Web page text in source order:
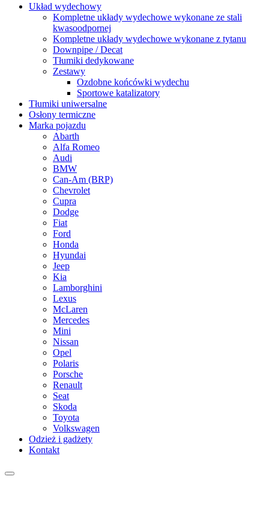
Układ wydechowy
Kompletne układy wydechowe wykonane ze stali
kwasoodpornej
Kompletne układy wydechowe wykonane z tytanu
Downpipe / Decat
Tłumiki dedykowane
Zestawy
Ozdobne końcówki wydechu
Sportowe katalizatory
Tłumiki uniwersalne
Osłony termiczne
Marka pojazdu
Abarth
Alfa Romeo
Audi
BMW
Can-Am (BRP)
Chevrolet
Cupra
Dodge
Fiat
Ford
Honda
Hyundai
Jeep
Kia
Lamborghini
Lexus
McLaren
Mercedes
Mini
Nissan
Opel
Polaris
Porsche
Renault
Seat
Skoda
Toyota
Volkswagen
Odzież i gadżety
Kontakt